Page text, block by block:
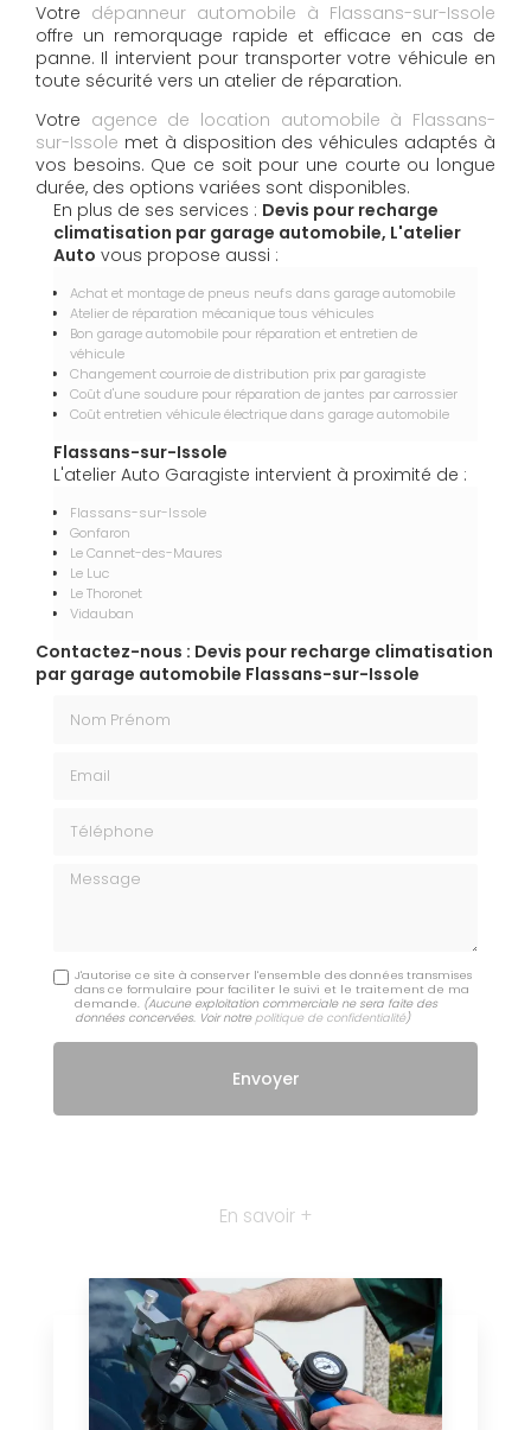
Votre dépanneur automobile à Flassans-sur-Issole
offre un remorquage rapide et efficace en cas de
panne. Il intervient pour transporter votre véhicule en
toute sécurité vers un atelier de réparation.
Votre agence de location automobile à Flassans-
sur-Issole met à disposition des véhicules adaptés à
vos besoins. Que ce soit pour une courte ou longue
durée, des options variées sont disponibles.
En plus de ses services : Devis pour recharge
climatisation par garage automobile, L'atelier
Auto vous propose aussi :
Achat et montage de pneus neufs dans garage automobile
Atelier de réparation mécanique tous véhicules
Bon garage automobile pour réparation et entretien de
véhicule
Changement courroie de distribution prix par garagiste
Coût d'une soudure pour réparation de jantes par carrossier
Coût entretien véhicule électrique dans garage automobile
Flassans-sur-Issole
L'atelier Auto Garagiste intervient à proximité de :
Flassans-sur-Issole
Gonfaron
Le Cannet-des-Maures
Le Luc
Le Thoronet
Vidauban
Contactez-nous : Devis pour recharge climatisation
par garage automobile Flassans-sur-Issole
Message
J'autorise ce site à conserver l'ensemble des données transmises
dans ce formulaire pour faciliter le suivi et le traitement de ma
demande. (Aucune exploitation commerciale ne sera faite des
données concervées. Voir notre politique de confidentialité)
En savoir +